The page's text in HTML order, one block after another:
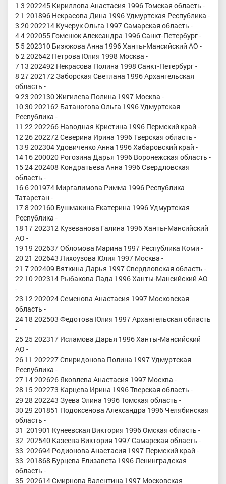
1 3 202245 Кириллова Анастасия 1996 Томская область -
2 1 201896 Некрасова Дина 1996 Удмуртская Республика -
3 20 202214 Кучерук Ольга 1997 Самарская область -
4 4 202055 Гоменюк Александра 1996 Санкт-Петербург -
5 5 202310 Бизюкова Анна 1996 Ханты-Мансийский АО -
6 2 202642 Петрова Юлия 1998 Москва -
7 13 202492 Некрасова Полина 1998 Санкт-Петербург -
8 27 202172 Заборская Светлана 1996 Архангельская
область -
9 23 202130 Жигилева Полина 1997 Москва -
10 30 202162 Батаногова Ольга 1996 Удмуртская
Республика -
11 22 202266 Наводная Кристина 1996 Пермский край -
12 26 202272 Северина Ирина 1996 Тверская область -
13 9 202304 Удовиченко Анна 1996 Хабаровский край -
14 16 200020 Рогозина Дарья 1996 Воронежская область -
15 24 202408 Кондратьева Анна 1996 Свердловская
область -
16 6 201974 Миргалимова Римма 1996 Республика
Татарстан -
17 8 202160 Бушмакина Екатерина 1996 Удмуртская
Республика -
18 17 202312 Кузеванова Галина 1996 Ханты-Мансийский
АО -
19 19 202637 Обломова Марина 1997 Республика Коми -
20 21 202643 Лихоузова Юлия 1997 Москва -
21 7 202409 Вяткина Дарья 1997 Свердловская область -
22 10 202314 Рыбакова Лада 1996 Ханты-Мансийский АО
-
23 12 202024 Семенова Анастасия 1997 Московская
область -
24 18 202503 Федотова Юлия 1997 Архангельская область
-
25 25 202317 Исламова Дарья 1996 Ханты-Мансийский
АО -
26 11 202227 Спиридонова Полина 1997 Удмуртская
Республика -
27 14 202626 Яковлева Анастасия 1997 Москва -
28 15 202273 Карцева Ирина 1996 Тверская область -
29 28 202243 Зуева Элина 1996 Томская область -
30 29 201851 Подоксенова Александра 1996 Челябинская
область -
31 201901 Кунеевская Виктория 1996 Омская область -
32 202540 Казеева Виктория 1997 Самарская область -
33 202694 Родионова Анастасия 1997 Пермский край -
33 201868 Бурцева Елизавета 1996 Ленинградская
область -
35 202614 Смирнова Валентина 1997 Московская